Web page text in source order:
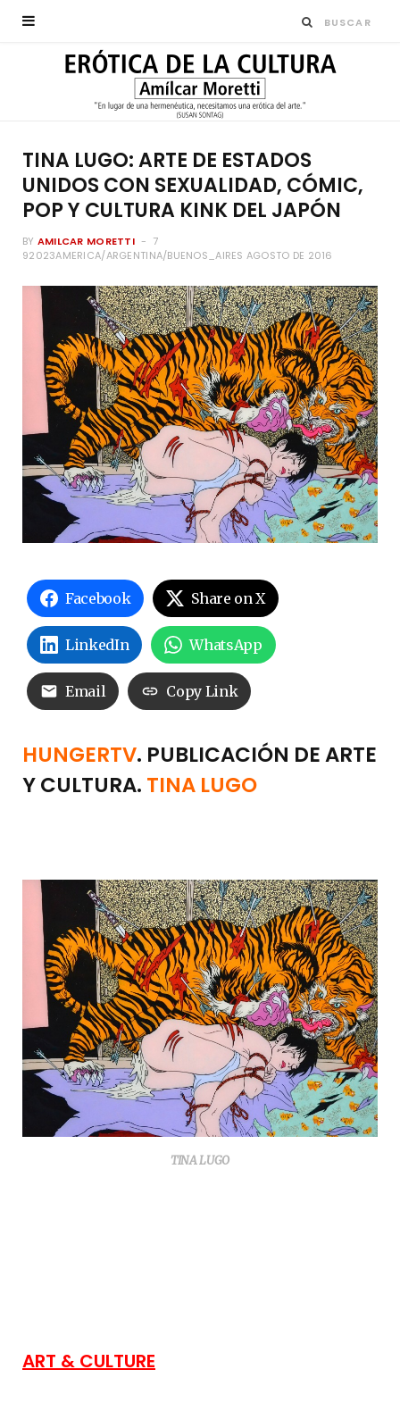
TINA LUGO: ARTE DE ESTADOS
UNIDOS CON SEXUALIDAD, CÓMIC,
POP Y CULTURA KINK DEL JAPÓN
BY AMILCAR MORETTI
7
92023AMERICA/ARGENTINA/BUENOS_AIRES AGOSTO DE 2016
Facebook Share on X
LinkedIn WhatsApp
Email Copy Link
HUNGERTV. PUBLICACIÓN DE ARTE
Y CULTURA. TINA LUGO
TINA LUGO
ART & CULTURE